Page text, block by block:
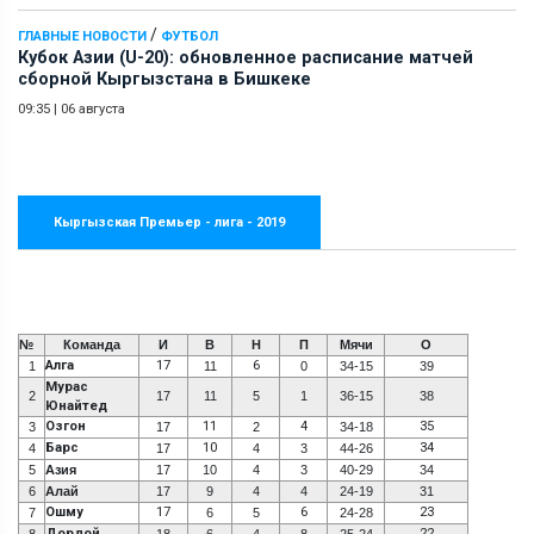
ГЛАВНЫЕ НОВОСТИ / ФУТБОЛ
Кубок Азии (U-20): обновленное расписание матчей
сборной Кыргызстана в Бишкеке
09:35 | 06 августа
Кыргызская Премьер - лига - 2019
№ Команда И В Н П Мячи
О
1
Алга 17 11 6 0 34-15 39
2
Мурас
Юнайтед
17 11 5 1 36-15 38
3 Озгон 17 11 2 4 34-18 35
4 Барс 17 10 4 3 44-26 34
5 Азия 17 10 4 3 40-29
34
6
Алай 17 9 4 4 24-19
31
7
Ошму 17 6 5 6 24-28 23